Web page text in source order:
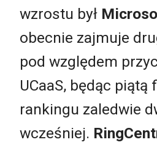
wzrostu był
obecnie zajmuje
pod względem
UCaaS, będąc piątą
rankingu zaledwie
wcześniej.